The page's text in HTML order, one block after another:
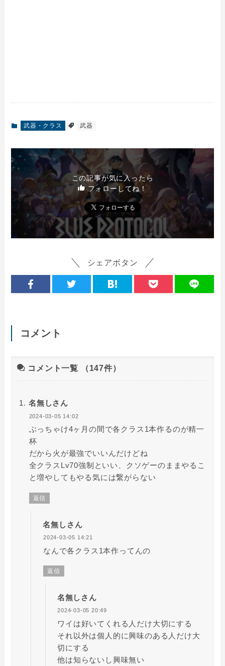
武器・クラス 武器
この記事が気に入ったら
フォローしてね！
シェアボタン
コメント
コメント一覧 （147件）
名無しさん
2024-03-05 14:02
ぶっちゃけ4ヶ月の間で各クラス1本作るのが精一
杯
だから火が最強でいいんだけどね
全クラスLv70強制といい、クソゲーのままやるこ
と増やしてもやる気には繋がらない
返信
名無しさん
2024-03-05 14:21
なんで各クラス1本作ってんの
返信
名無しさん
2024-03-05 20:49
ワイは好いてくれる人だけ大切にする
それ以外は個人的に興味のある人だけ大
切にする
他は知らないし興味無い